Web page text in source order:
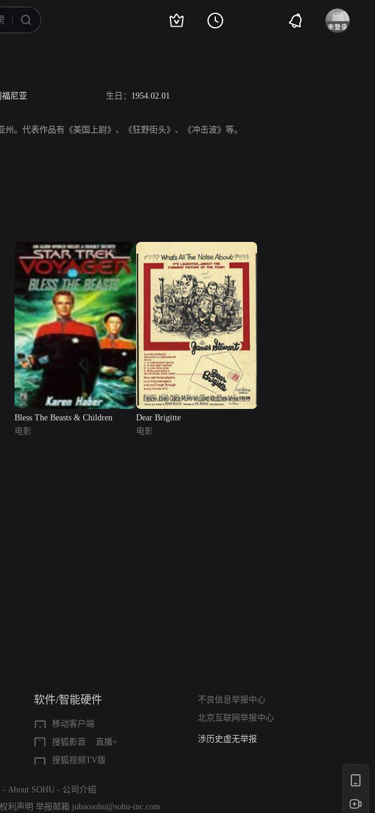
尼亚 生日： 1954.02.01
。代表作品有《美国上尉》、《狂野街头》、《冲击波》等。
Bless The Beasts & Children
电影
Dear Brigitte
电影
软件/智能硬件
移动客户端
搜狐影音
直播+
搜狐视频TV版
不良信息举报中心
北京互联网举报中心
亚运会举报专区
涉历史虚无举报
- About SOHU - 公司介绍
利声明 举报邮箱 jubaosohu@sohu-inc.com